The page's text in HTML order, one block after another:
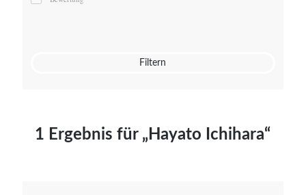
Mato von Vogelstein
Filtern
1 Ergebnis für „Hayato Ichihara“